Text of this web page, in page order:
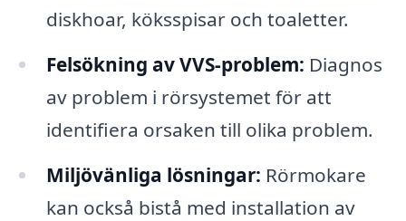
diskhoar, köksspisar och toaletter.
Felsökning av VVS-problem: Diagnos
av problem i rörsystemet för att
identifiera orsaken till olika problem.
Miljövänliga lösningar: Rörmokare
kan också bistå med installation av